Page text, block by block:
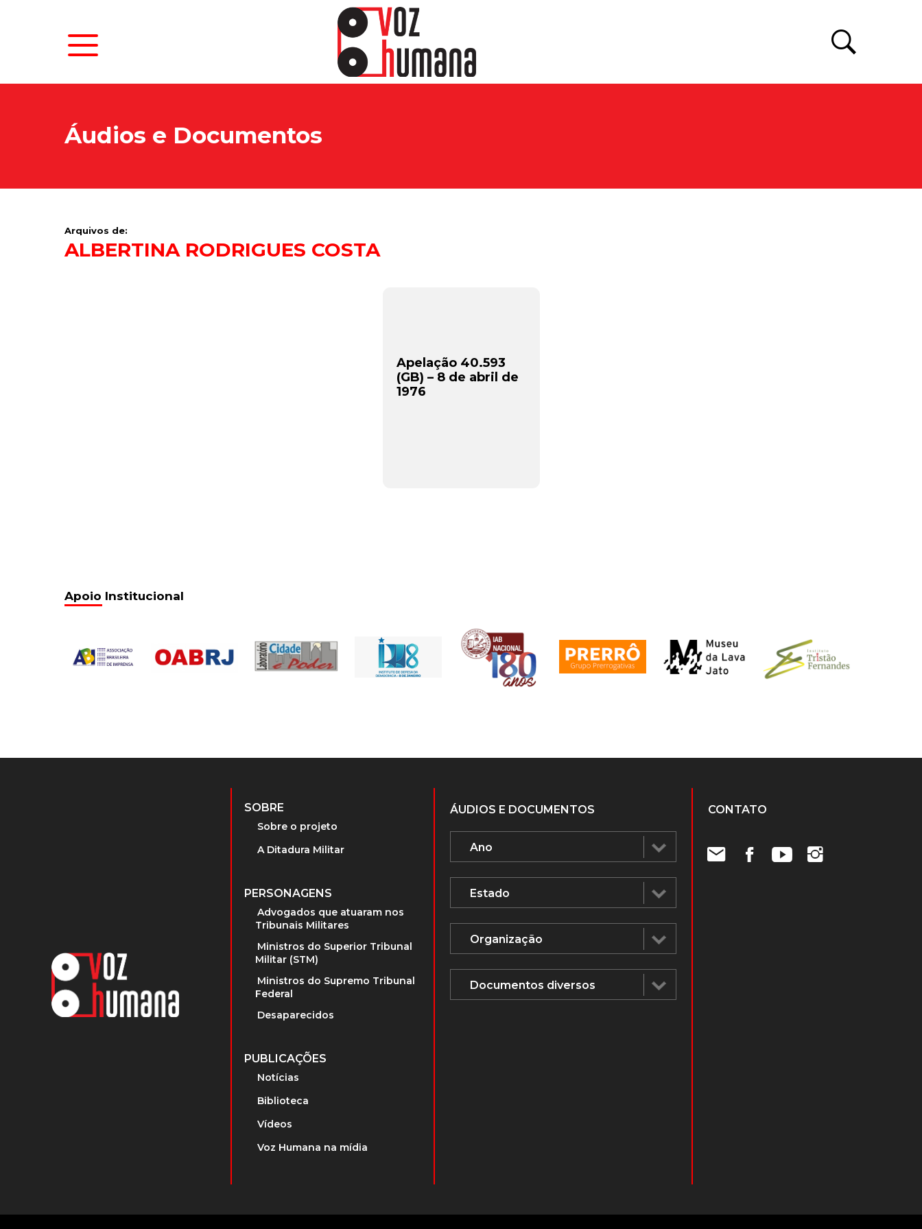
Áudios e Documentos
Arquivos de:
ALBERTINA RODRIGUES COSTA
Apelação 40.593
(GB) – 8 de abril de
1976
Apoio Institucional
SOBRE
Sobre o projeto
A Ditadura Militar
PERSONAGENS
Advogados que atuaram nos
Tribunais Militares
Ministros do Superior Tribunal
Militar (STM)
Ministros do Supremo Tribunal
Federal
Desaparecidos
PUBLICAÇÕES
Notícias
Biblioteca
Vídeos
Voz Humana na mídia
ÁUDIOS E DOCUMENTOS CONTATO